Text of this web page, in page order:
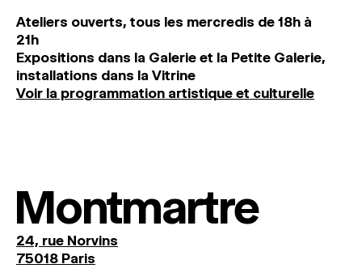
Ateliers ouverts, tous les mercredis de 18h à
21h
Expositions dans la Galerie et la Petite Galerie,
installations dans la Vitrine
Voir la programmation artistique et culturelle
Montmartre
24, rue Norvins
75018 Paris